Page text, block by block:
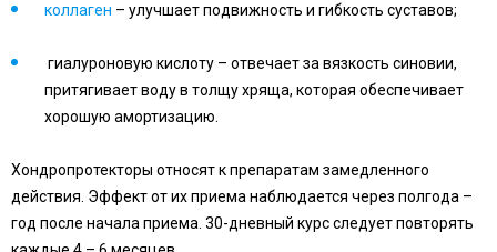
коллаген – улучшает подвижность и гибкость суставов;
гиалуроновую кислоту – отвечает за вязкость синовии,
притягивает воду в толщу хряща, которая обеспечивает
хорошую амортизацию.
Хондропротекторы относят к препаратам замедленного
действия. Эффект от их приема наблюдается через полгода –
год после начала приема. 30-дневный курс следует повторять